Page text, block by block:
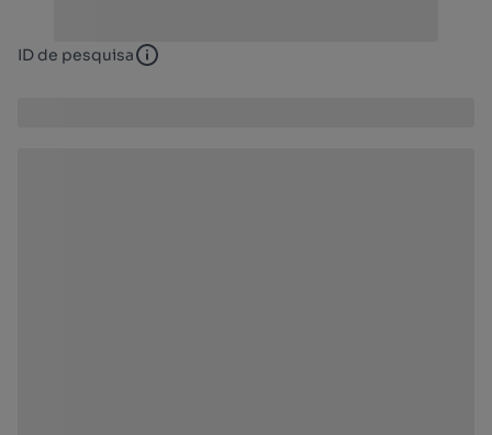
ID de pesquisa ID de pesquisa